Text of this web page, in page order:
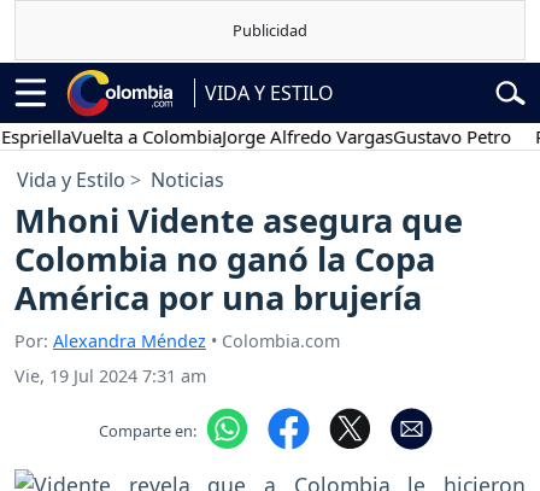
VIDA Y ESTILO
Vuelta a ColombiaJorge Alfredo VargasGustavo Petro
Vida y Estilo Noticias
Mhoni Vidente asegura que
Colombia no ganó la Copa
América por una brujería
Por: Alexandra Méndez • Colombia.com
Vie, 19 Jul 2024 7:31 am
Comparte en: